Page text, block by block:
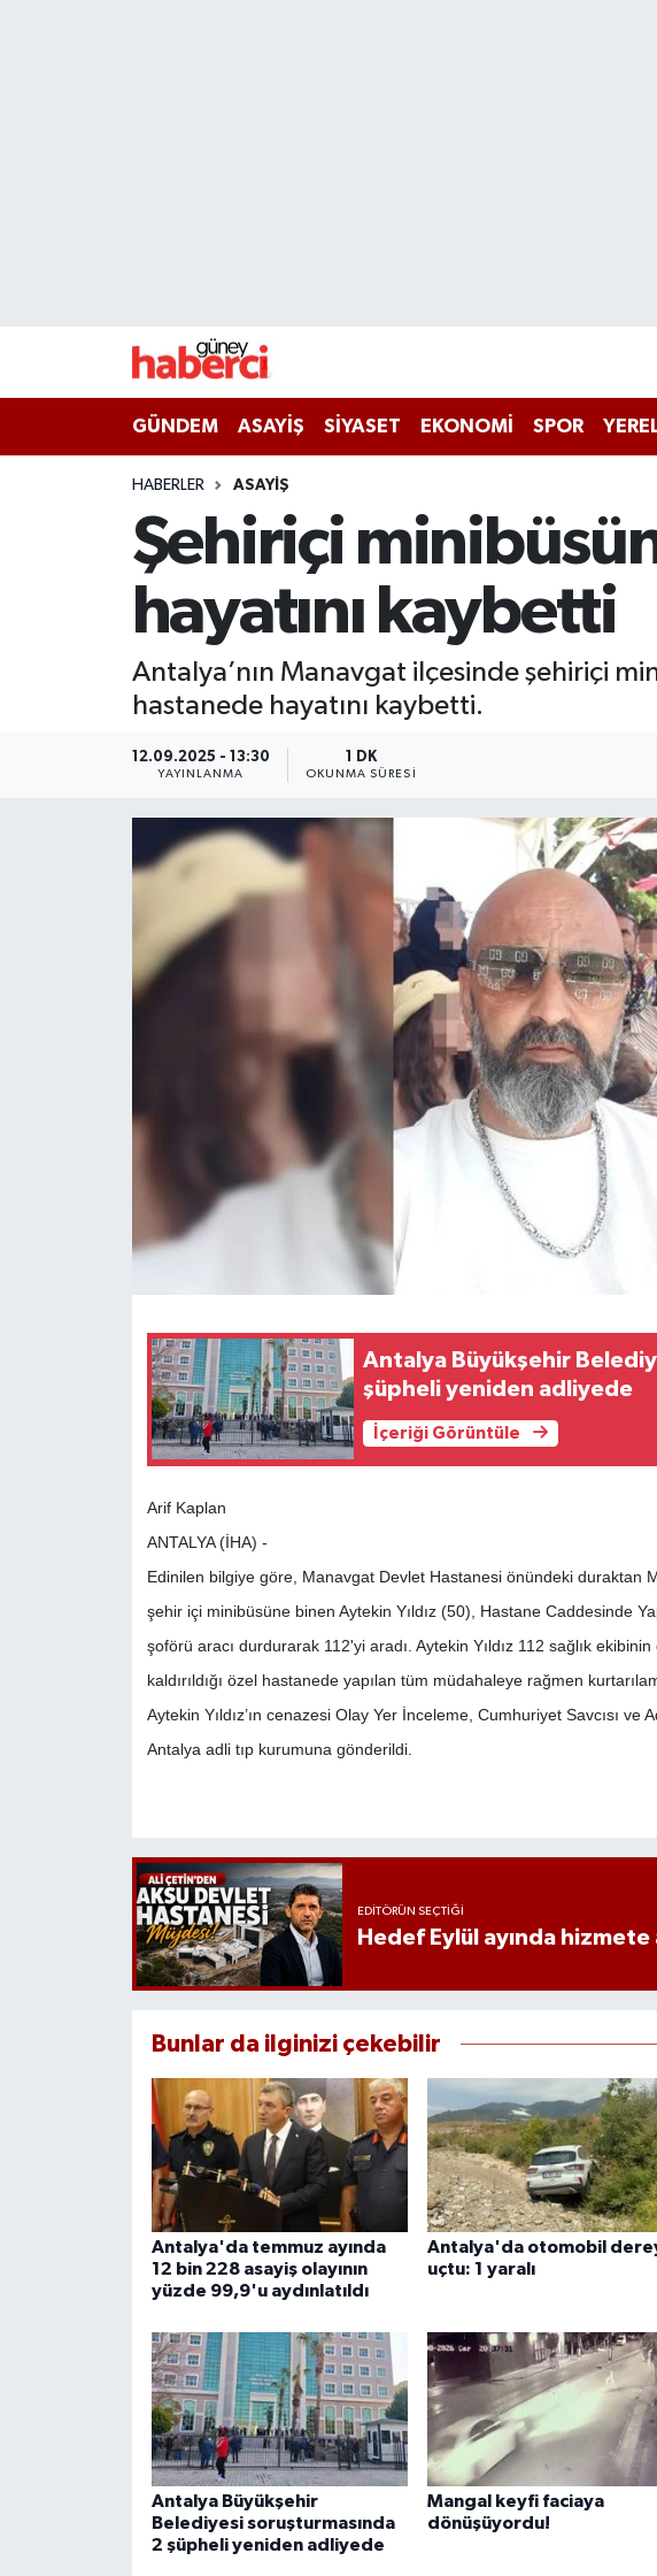
GÜNDEM ASAYİŞ SİYASET EKONOMİ SPOR
HABERLER ASAYİŞ
Şehiriçi
hayatını kaybetti
Antalya’nın Manavgat ilçesinde şehiriçi
hastanede hayatını kaybetti.
12.09.2025 - 13:30
YAYINLANMA
1 DK
OKUNMA SÜRESI
Antalya Büyükşehir
şüpheli yeniden adliyede
İçeriği Görüntüle
Arif Kaplan
ANTALYA (İHA) -
Edinilen bilgiye göre, Manavgat Devlet Hastanesi önündeki duraktan
şehir içi minibüsüne binen Aytekin Yıldız (50), Hastane Caddesinde
şoförü aracı durdurarak 112'yi aradı. Aytekin Yıldız 112 sağlık
kaldırıldığı özel hastanede yapılan tüm müdahaleye rağmen
Aytekin Yıldız’ın cenazesi Olay Yer İnceleme, Cumhuriyet Savcısı ve
Antalya adli tıp kurumuna gönderildi.
EDITÖRÜN SEÇTIĞI
Hedef Eylül ayında hizmete
Bunlar da ilginizi çekebilir
Antalya'da temmuz ayında
12 bin 228 asayiş olayının
yüzde 99,9'u aydınlatıldı
Antalya'da otomobil
uçtu: 1 yaralı
Antalya Büyükşehir
Belediyesi soruşturmasında
2 şüpheli yeniden adliyede
Mangal keyfi faciaya
dönüşüyordu!
Haber Arşivi